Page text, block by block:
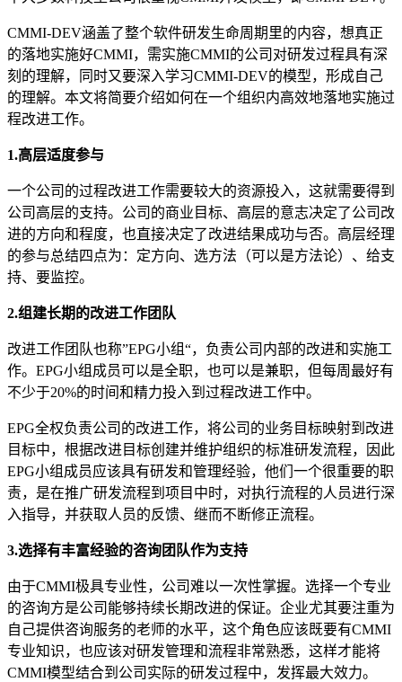
CMMI-DEV涵盖了整个软件研发生命周期里的内容，想真正
的落地实施好CMMI，需实施CMMI的公司对研发过程具有深
刻的理解，同时又要深入学习CMMI-DEV的模型，形成自己
的理解。本文将简要介绍如何在一个组织内高效地落地实施过
程改进工作。
1.高层适度参与
一个公司的过程改进工作需要较大的资源投入，这就需要得到
公司高层的支持。公司的商业目标、高层的意志决定了公司改
进的方向和程度，也直接决定了改进结果成功与否。高层经理
的参与总结四点为：定方向、选方法（可以是方法论）、给支
持、要监控。
2.组建长期的改进工作团队
改进工作团队也称”EPG小组“，负责公司内部的改进和实施工
作。EPG小组成员可以是全职，也可以是兼职，但每周最好有
不少于20%的时间和精力投入到过程改进工作中。
EPG全权负责公司的改进工作，将公司的业务目标映射到改进
目标中，根据改进目标创建并维护组织的标准研发流程，因此
EPG小组成员应该具有研发和管理经验，他们一个很重要的职
责，是在推广研发流程到项目中时，对执行流程的人员进行深
入指导，并获取人员的反馈、继而不断修正流程。
3.选择有丰富经验的咨询团队作为支持
由于CMMI极具专业性，公司难以一次性掌握。选择一个专业
的咨询方是公司能够持续长期改进的保证。企业尤其要注重为
自己提供咨询服务的老师的水平，这个角色应该既要有CMMI
专业知识，也应该对研发管理和流程非常熟悉，这样才能将
CMMI模型结合到公司实际的研发过程中，发挥最大效力。